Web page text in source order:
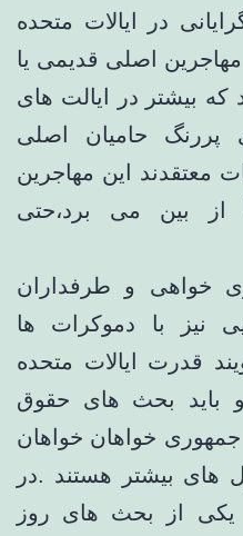
در ایالات متحده
اصلی قدیمی یا
بیشتر در ایالت های
پررنگ حامیان اصلی
معتقدند این مهاجرین
بین می برد،حتی
خواهی و طرفداران
نیز با دموکرات ها
قدرت ایالات متحده
باید بحث های حقوق
خواهان خواهان
های بیشتر هستند .در
یکی از بحث های روز